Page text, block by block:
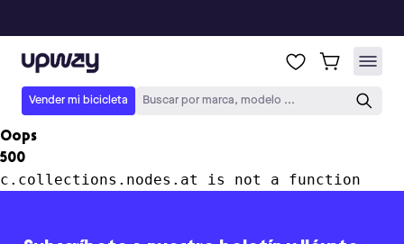
Upway
Vender mi bicicleta Buscar por marca, modelo ...
Oops
500
c.collections.nodes.at is not a function